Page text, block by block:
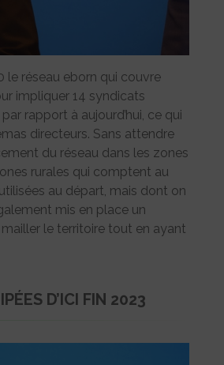
le réseau eborn qui couvre
impliquer 14 syndicats
rapport à aujourd’hui, ce qui
directeurs. Sans attendre
du réseau dans les zones
rurales qui comptent au
au départ, mais dont on
mis en place un
le territoire tout en ayant
D’ICI FIN 2023